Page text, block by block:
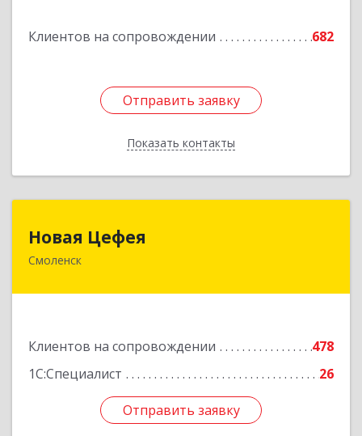
Клиентов на сопровождении 682
Отправить заявку
Показать контакты
Отправить заявку
Назад
Новая Цефея
Смоленск
Клиентов на сопровождении
478
1С:Специалист
26
Отправить заявку
214018, Смоленская обл, Смоленск г, Раевского
Отправить заявку